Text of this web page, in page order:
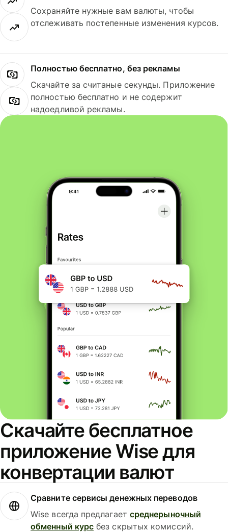
Сохраняйте нужные вам валюты, чтобы
отслеживать постепенные изменения курсов.
Полностью бесплатно, без рекламы
Скачайте за считаные секунды. Приложение
полностью бесплатно и не содержит
надоедливой рекламы.
Скачайте бесплатное
приложение Wise для
конвертации валют
Сравните сервисы денежных переводов
Wise всегда предлагает среднерыночный
обменный курс без скрытых комиссий.